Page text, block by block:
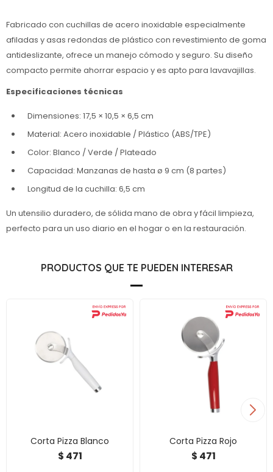
Fabricado con cuchillas de acero inoxidable especialmente
afiladas y asas redondas de plástico con revestimiento de goma
antideslizante, ofrece un manejo cómodo y seguro. Su diseño
compacto permite ahorrar espacio y es apto para lavavajillas.
Especificaciones técnicas
Dimensiones: 17,5 × 10,5 × 6,5 cm
Material: Acero inoxidable / Plástico (ABS/TPE)
Color: Blanco / Verde / Plateado
Capacidad: Manzanas de hasta ø 9 cm (8 partes)
Longitud de la cuchilla: 6,5 cm
Un utensilio duradero, de sólida mano de obra y fácil limpieza,
perfecto para un uso diario en el hogar o en la restauración.
PRODUCTOS QUE TE PUEDEN INTERESAR
Corta Pizza Blanco
$ 471
Corta Pizza Rojo
$ 471